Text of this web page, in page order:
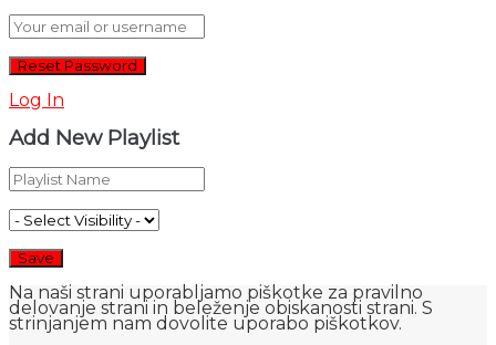
Log In
Add New Playlist
Na naši strani uporabljamo piškotke za pravilno
delovanje strani in beleženje obiskanosti strani. S
strinjanjem nam dovolite uporabo piškotkov.